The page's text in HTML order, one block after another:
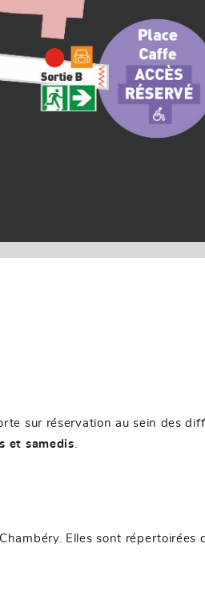
sur réservation au sein des
et samedis
Elles sont répertoirées